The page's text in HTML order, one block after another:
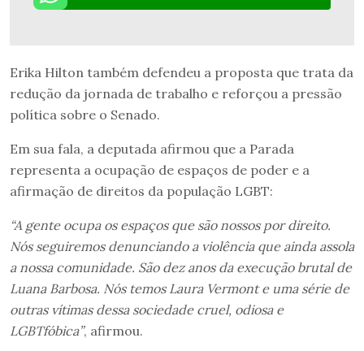
Erika Hilton também defendeu a proposta que trata da
redução da jornada de trabalho e reforçou a pressão
política sobre o Senado.
Em sua fala, a deputada afirmou que a Parada
representa a ocupação de espaços de poder e a
afirmação de direitos da população LGBT:
“A gente ocupa os espaços que são nossos por direito.
Nós seguiremos denunciando a violência que ainda assola
a nossa comunidade. São dez anos da execução brutal de
Luana Barbosa. Nós temos Laura Vermont e uma série de
outras vítimas dessa sociedade cruel, odiosa e
LGBTfóbica”, afirmou.